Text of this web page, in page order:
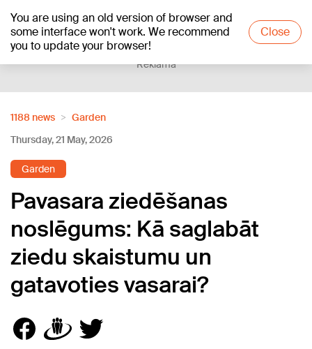
You are using an old version of browser and
some interface won't work. We recommend
you to update your browser!
Close
+15°C
Reklāma
1188 news
Garden
Thursday, 21 May, 2026
Garden
Pavasara ziedēšanas
noslēgums: Kā saglabāt
ziedu skaistumu un
gatavoties vasarai?